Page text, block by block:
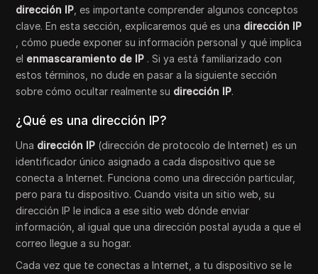
dirección IP , es importante comprender algunos conceptos
clave. En esta sección, explicaremos qué es una dirección IP
, cómo puede exponer su información personal y qué implica
el enmascaramiento de IP . Si ya está familiarizado con
estos términos, no dude en pasar a la siguiente sección
sobre cómo ocultar realmente su dirección IP.
¿Qué es una dirección IP?
Una dirección IP (dirección de protocolo de Internet) es un
identificador único asignado a cada dispositivo que se
conecta a Internet. Funciona como una dirección particular,
pero para tu dispositivo. Cuando visita un sitio web, su
dirección IP le indica a ese sitio web dónde enviar
información, al igual que una dirección postal ayuda a que el
correo llegue a su hogar.
Cada vez que te conectas a Internet, a tu dispositivo se le